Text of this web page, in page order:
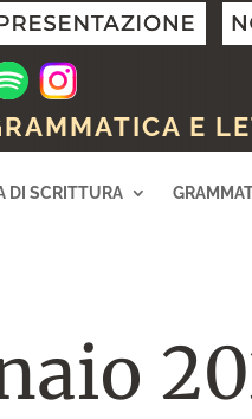
E
DI SCRITTURA